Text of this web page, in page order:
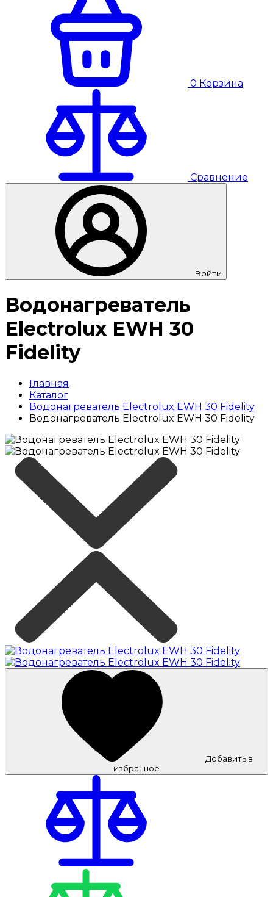
0 Корзина
Сравнение
Войти
Водонагреватель
Electrolux EWH 30
Fidelity
Главная
Каталог
Водонагреватель Electrolux EWH 30 Fidelity
Водонагреватель Electrolux EWH 30 Fidelity
Добавить в
избранное